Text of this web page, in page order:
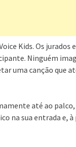
Kids. Os
Ninguém
uma canção que
até ao
na sua entrada e,